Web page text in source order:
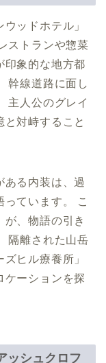
ッドホテル」
ストランや惣菜
印象的な地方都
幹線道路に面し
主人公のグレイ
対峙すること
ある内装は、過
ています。 こ
、物語の引き
隔離された山岳
ヒル療養所」
ケーションを探
ッシュクロフ